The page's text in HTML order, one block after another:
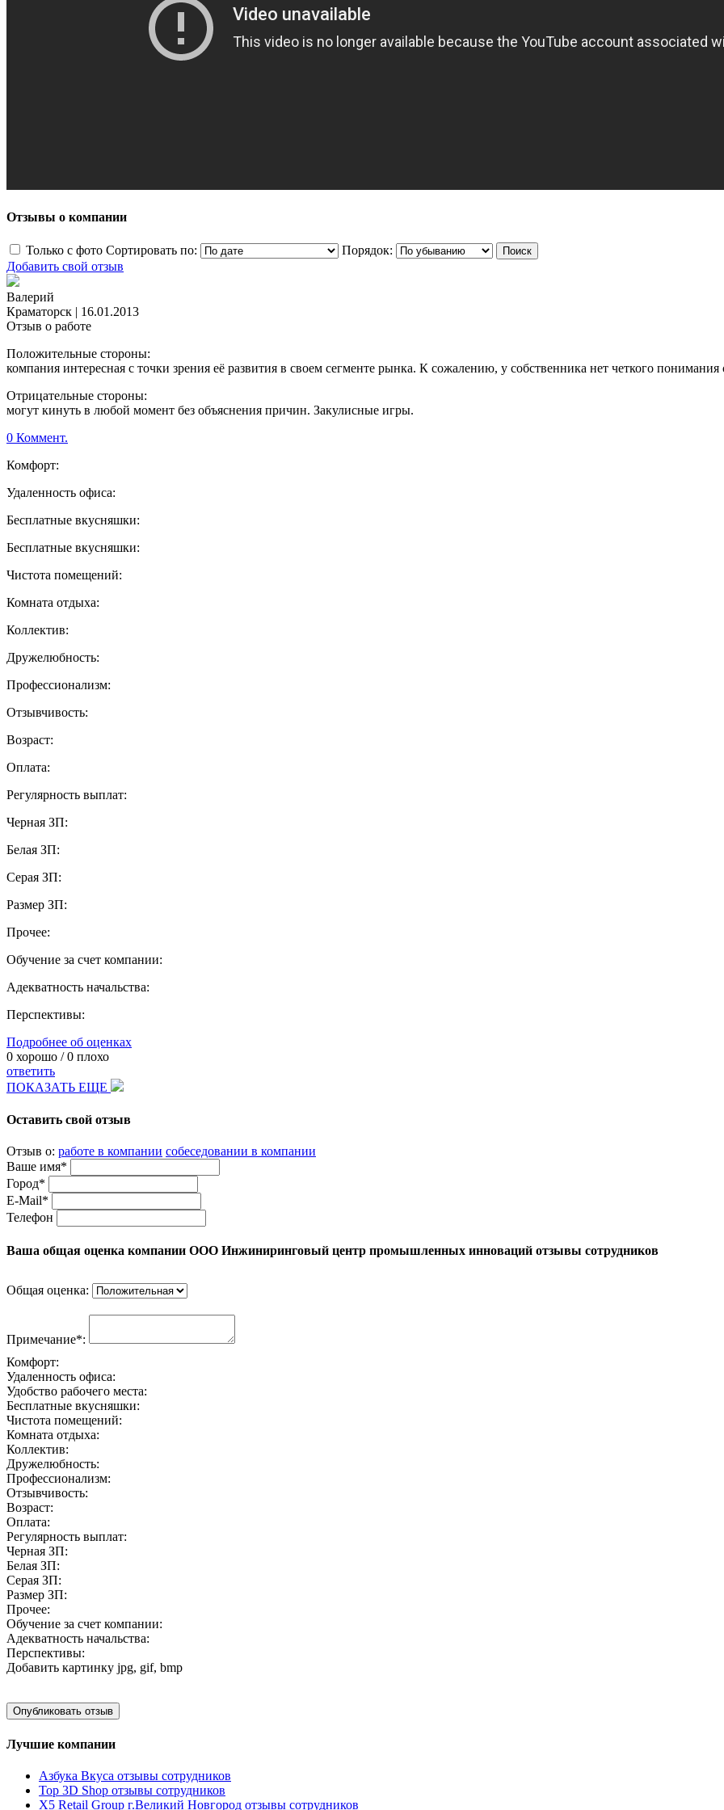
Отзывы о компании
Только с фото Сортировать по:
Порядок:
Добавить свой отзыв
Валерий
Краматорск | 16.01.2013
Отзыв о работе
Положительные стороны:
компания интересная с точки зрения её развития в своем сегменте рынка. К сожалению, у собственника нет четкого понимания
Отрицательные стороны:
могут кинуть в любой момент без объяснения причин. Закулисные игры.
0 Коммент.
Комфорт:
Удаленность офиса:
Бесплатные вкусняшки:
Бесплатные вкусняшки:
Чистота помещений:
Комната отдыха:
Коллектив:
Дружелюбность:
Профессионализм:
Отзывчивость:
Возраст:
Оплата:
Регулярность выплат:
Черная ЗП:
Белая ЗП:
Серая ЗП:
Размер ЗП:
Прочее:
Обучение за счет компании:
Адекватность начальства:
Перспективы:
Подробнее об оценках
0 хорошо /0 плохо
ответить
ПОКАЗАТЬ ЕЩЕ
Оставить свой отзыв
Отзыв о: работе в компании собеседовании в компании
Ваше имя*
Город*
E-Mail*
Телефон
Ваша общая оценка компании ООО Инжиниринговый центр промышленных инноваций отзывы сотрудников
Общая оценка:
Примечание*:
Комфорт:
Удаленность офиса:
Удобство рабочего места:
Бесплатные вкусняшки:
Чистота помещений:
Комната отдыха:
Коллектив:
Дружелюбность:
Профессионализм:
Отзывчивость:
Возраст:
Оплата:
Регулярность выплат:
Черная ЗП:
Белая ЗП:
Серая ЗП:
Размер ЗП:
Прочее:
Обучение за счет компании:
Адекватность начальства:
Перспективы:
Добавить картинку jpg, gif, bmp
Лучшие компании
Азбука Вкуса отзывы сотрудников
Top 3D Shop отзывы сотрудников
X5 Retail Group г.Великий Новгород отзывы сотрудников